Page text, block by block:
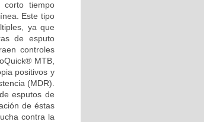
corto tiempo
Este tipo
ya que
de esputo
controles
MTB,
positivos y
(MDR).
esputos de
de éstas
contra la